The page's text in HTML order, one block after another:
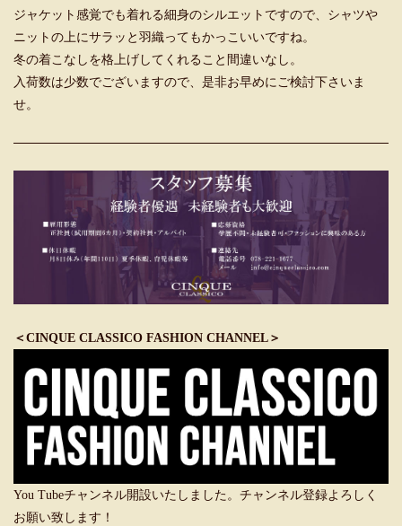
ジャケット感覚でも着れる細身のシルエットですので、シャツや
ニットの上にサラッと羽織ってもかっこいいですね。
冬の着こなしを格上げしてくれること間違いなし。
入荷数は少数でございますので、是非お早めにご検討下さいま
せ。
＜CINQUE CLASSICO FASHION CHANNEL＞
You Tubeチャンネル開設いたしました。チャンネル登録よろしく
お願い致します！